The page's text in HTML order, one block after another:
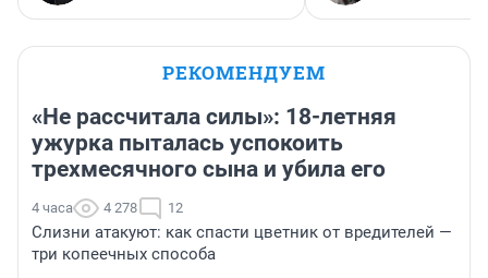
РЕКОМЕНДУЕМ
«Не рассчитала силы»: 18-летняя
ужурка пыталась успокоить
трехмесячного сына и убила его
4 часа 4 278 12
Слизни атакуют: как спасти цветник от вредителей —
три копеечных способа